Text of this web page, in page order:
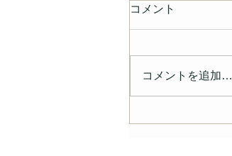
コメント
コメントを追加…